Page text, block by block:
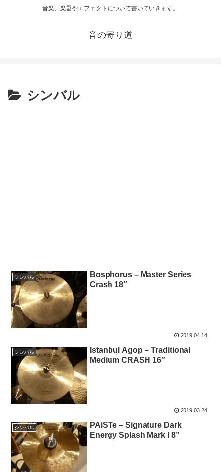
音楽、楽器やエフェクトについて書いていきます。
音の寄り道
シンバル
シンバル
Bosphorus – Master Series
Crash 18″
2019.04.14
シンバル
Istanbul Agop – Traditional
Medium CRASH 16″
2019.03.24
シンバル
PAiSTe – Signature Dark
Energy Splash Mark I 8”